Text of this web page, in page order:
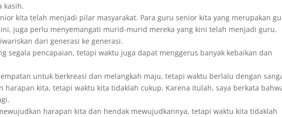
kasih.
kita telah menjadi pilar masyarakat. Para guru senior kita yang merupakan
juga perlu menyemangati murid-murid mereka yang kini telah menjadi guru.
dari generasi ke generasi.
segala pencapaian, tetapi waktu juga dapat menggerus banyak kebaikan dan
untuk berkreasi dan melangkah maju, tetapi waktu berlalu dengan
harapan kita, tetapi waktu kita tidaklah cukup. Karena itulah, saya berkata
harapan kita dan hendak mewujudkannya, tetapi waktu kita tidaklah